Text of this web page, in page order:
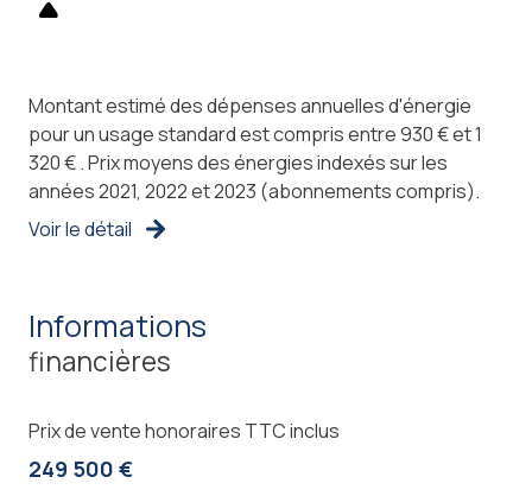
Montant estimé des dépenses annuelles d'énergie
pour un usage standard est compris entre 930 € et 1
320 € . Prix moyens des énergies indexés sur les
années 2021, 2022 et 2023 (abonnements compris).
Voir le détail
informations
financières
Prix de vente honoraires TTC inclus
249 500 €